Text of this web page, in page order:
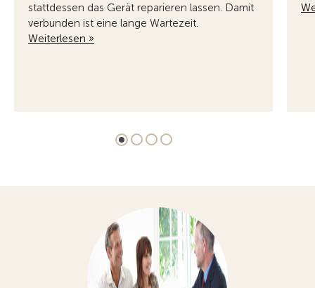
stattdessen das Gerät reparieren lassen. Damit
verbunden ist eine lange Wartezeit.
Weiterlesen »